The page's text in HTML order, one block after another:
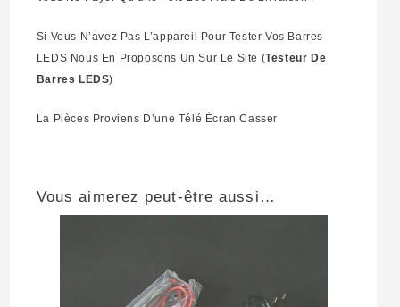
Si Vous N’avez Pas L’appareil Pour Tester Vos Barres
LEDS Nous En Proposons Un Sur Le Site (Testeur De
Barres LEDS)
La Pièces Proviens D’une Télé Écran Casser
Vous aimerez peut-être aussi…